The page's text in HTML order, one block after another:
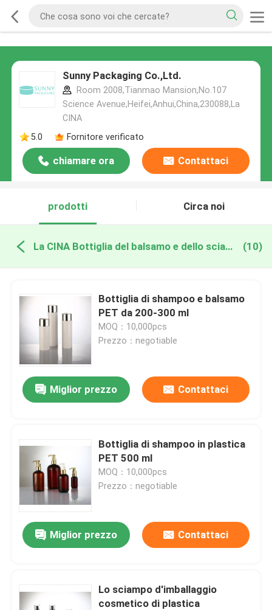
Sunny Packaging Co.,Ltd.
Room 2008,Tianmao Mansion,No.107
Science Avenue,Heifei,Anhui,China,230088,La
CINA
5.0
Fornitore verificato
chiamare ora Contattaci
prodotti Circa noi
La CINA Bottiglia del balsamo e dello sciampo (10)
Bottiglia di shampoo e balsamo
PET da 200-300 ml
MOQ：10,000pcs
Prezzo：negotiable
Miglior prezzo Contattaci
Bottiglia di shampoo in plastica
PET 500 ml
MOQ：10,000pcs
Prezzo：negotiable
Miglior prezzo Contattaci
Lo sciampo d'imballaggio
cosmetico di plastica